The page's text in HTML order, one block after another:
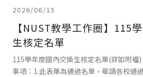
2026/06/15
【NUST教學工作圈】115
生核定名單
115學年度國內交換生核定名單(詳如附檔
事項：1.此表單為通過名單，敬請各校通